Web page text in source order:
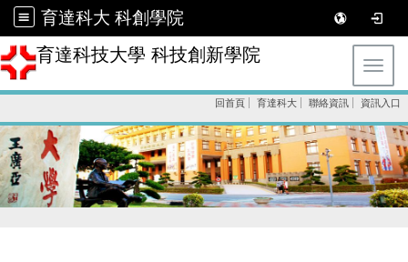
育達科大 科創學院
育達科技大學 科技創新學院
回首頁 育達科大 聯絡資訊 資訊入口